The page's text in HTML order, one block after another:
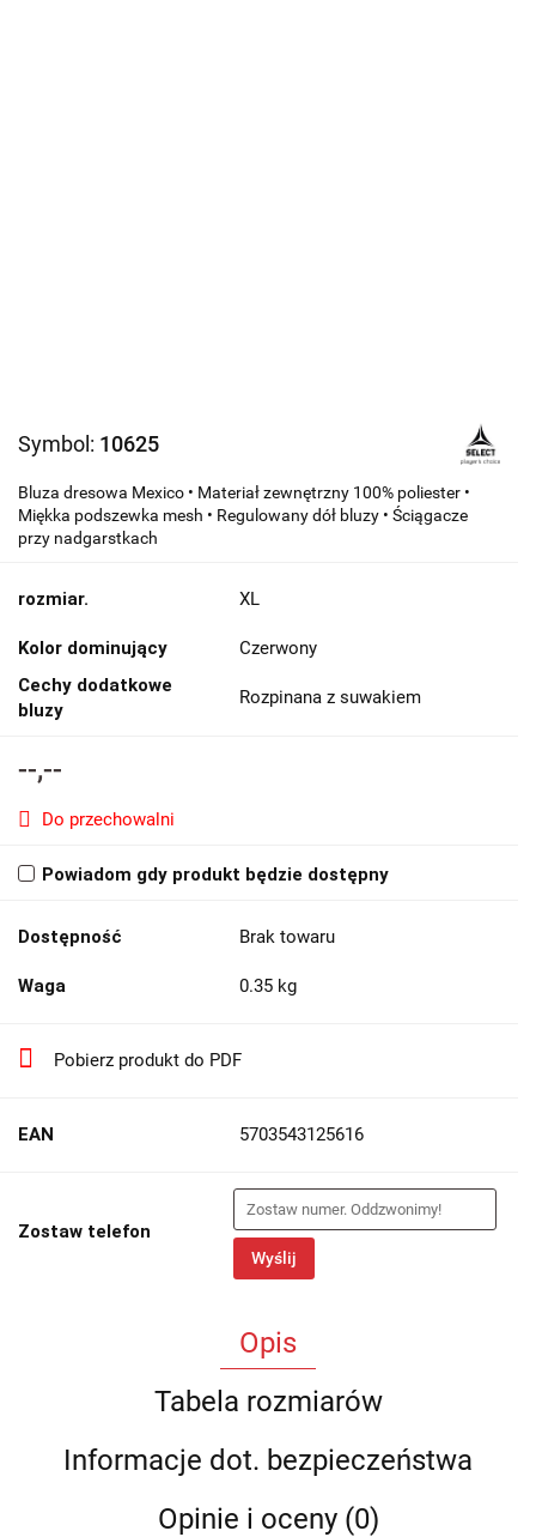
Symbol: 10625
Bluza dresowa Mexico • Materiał zewnętrzny 100% poliester •
Miękka podszewka mesh • Regulowany dół bluzy • Ściągacze
przy nadgarstkach
rozmiar. XL
Kolor dominujący
Czerwony
Cechy dodatkowe
bluzy
Rozpinana z suwakiem
--,--
Do przechowalni
Powiadom gdy produkt będzie dostępny
Dostępność Brak towaru
Waga 0.35 kg
Pobierz produkt do PDF
EAN 5703543125616
Zostaw telefon
Wyślij
Opis
Tabela rozmiarów
Informacje dot. bezpieczeństwa
Opinie i oceny (0)